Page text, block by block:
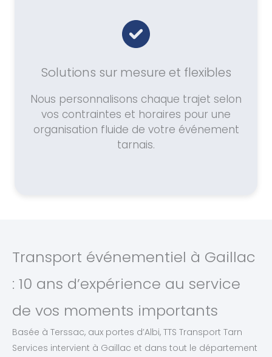
Solutions sur mesure et flexibles
Nous personnalisons chaque trajet selon
vos contraintes et horaires pour une
organisation fluide de votre événement
tarnais.
Transport événementiel à Gaillac
: 10 ans d’expérience au service
de vos moments importants
Basée à Terssac, aux portes d’Albi, TTS Transport Tarn
Services intervient à Gaillac et dans tout le département